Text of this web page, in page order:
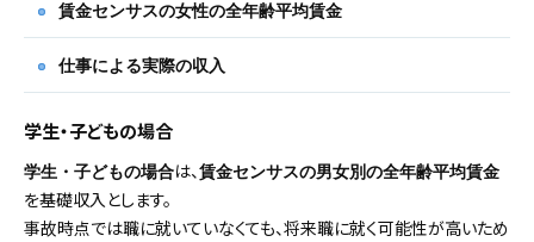
賃金センサスの女性の全年齢平均賃金
仕事による実際の収入
学生・子どもの場合
学生・子どもの場合は、 賃金センサスの男女別の全年齢平均賃金
を基礎収入とします。
事故時点では職に就いていなくても、将来職に就く可能性が高いため